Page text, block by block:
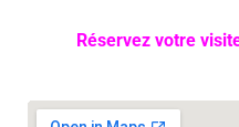
Réservez votre